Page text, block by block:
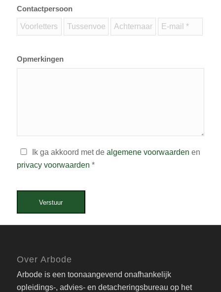
Contactpersoon
Opmerkingen
Ik ga akkoord met de algemene voorwaarden en
privacy voorwaarden *
Verstuur
Over Arbode
Arbode is een toonaangevend onafhankelijk
opleidings-, advies- en detacheringsbureau op het